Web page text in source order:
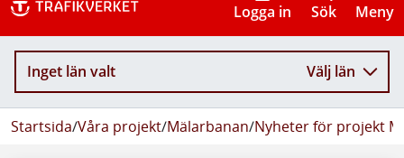
Logga in Sök Meny
Inget län valt Välj län
Startsida/Våra projekt/Mälarbanan/Nyheter för projekt